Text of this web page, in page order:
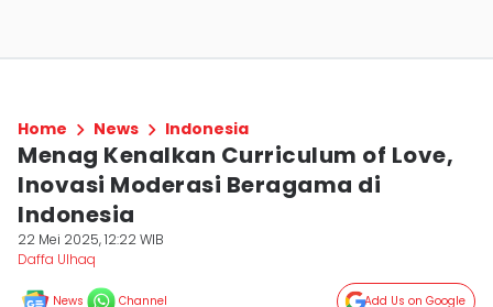
Home News Indonesia
Menag Kenalkan Curriculum of Love,
Inovasi Moderasi Beragama di
Indonesia
22 Mei 2025, 12:22 WIB
Daffa Ulhaq
News Channel Add Us on Google